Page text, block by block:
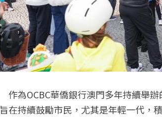
作為OCBC華僑銀行澳門多年持續舉辦
旨在持續鼓勵市民，尤其是年輕一代，